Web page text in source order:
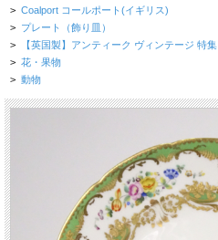
> Coalport コールポート(イギリス)
> プレート（飾り皿）
> 【英国製】アンティーク ヴィンテージ 特集
> 花・果物
> 動物